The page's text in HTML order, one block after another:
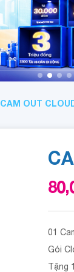
CAM OUT
01
Gói
Tặng